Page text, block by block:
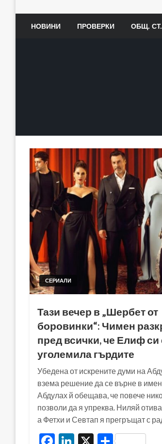
НОВИНИ ПРОВЕРКИ ОБЩ.
СЕРИАЛИ
Тази вечер в „Шербет от
боровинки“: Чимен
пред всички, че Елиф си
уголемила гърдите
Убедена от искрените думи на
взема решение да се върне в
Абдулах й обещава, че повече
позволи да я упреква. Ниляй
а Фетхи и Севтап я прегръщат с